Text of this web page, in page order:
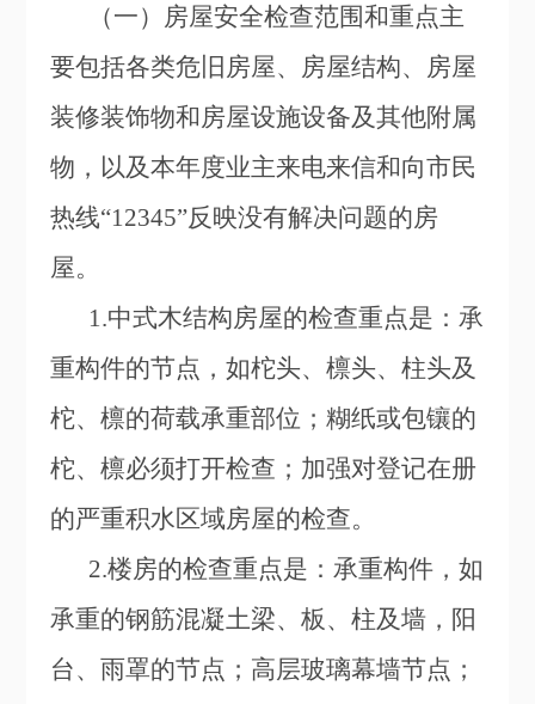
（一）房屋安全检查范围和重点主
要包括各类危旧房屋、房屋结构、房屋
装修装饰物和房屋设施设备及其他附属
物，以及本年度业主来电来信和向市民
热线“12345”反映没有解决问题的房
屋。
1.中式木结构房屋的检查重点是：承
重构件的节点，如柁头、檩头、柱头及
柁、檩的荷载承重部位；糊纸或包镶的
柁、檩必须打开检查；加强对登记在册
的严重积水区域房屋的检查。
2.楼房的检查重点是：承重构件，如
承重的钢筋混凝土梁、板、柱及墙，阳
台、雨罩的节点；高层玻璃幕墙节点；